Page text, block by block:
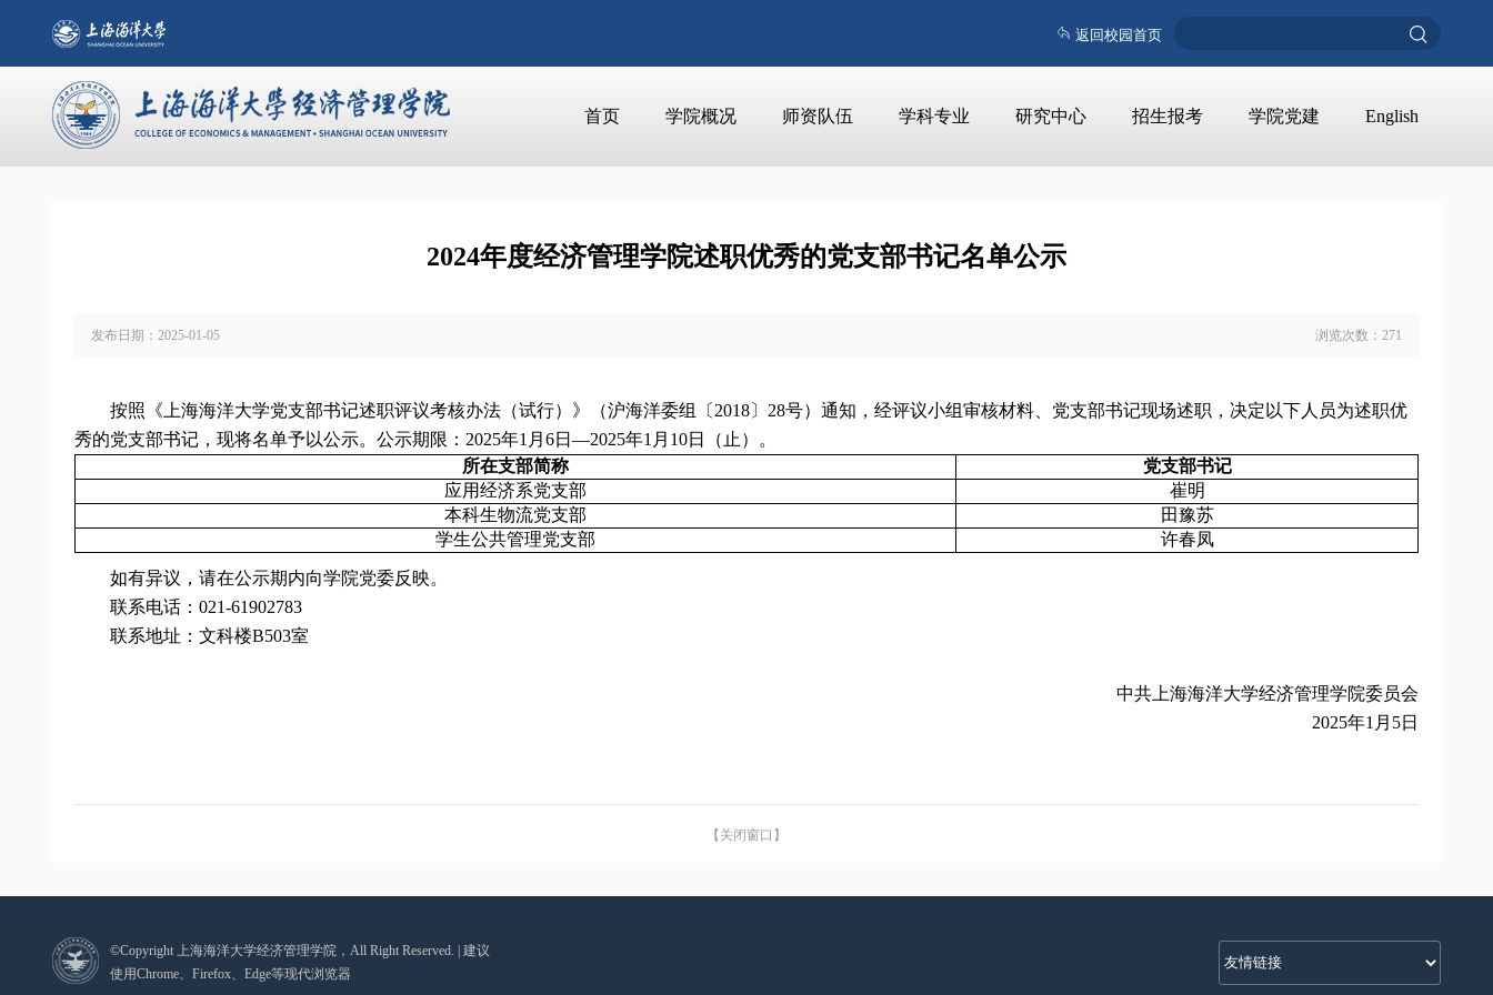
返回校园首页
首页 学院概况 师资队伍 学科专业 研究中心 招生报考 学院党建 English
2024年度经济管理学院述职优秀的党支部书记名单公示
发布日期： 2025-01-05 浏览次数： 271
按照《上海海洋大学党支部书记述职评议考核办法（试行）》（沪海洋委组〔 2018〕 28号）通知，经评议小组审核材料、党支部书记现场述职，决定以下人员为述职优
秀的党支部书记，现将名单予以公示。公示期限： 2025年1 月 6日 —2025年1 月 10日（止）。
所在支部简称
党支部书记
应用经济系党支部
崔明
本科生物流党支部
田豫苏
学生公共管理党支部
许春凤
如有异议，请在公示期内向学院党委反映。
联系电话： 021-61902783
联系地址：文科楼B503室
中共上海海洋大学经济管理学院委员会
2025年1 月 5日
【关闭窗口】
©Copyright 上海海洋大学经济管理学院，All Right Reserved. | 建议
使用Chrome、Firefox、Edge等现代浏览器